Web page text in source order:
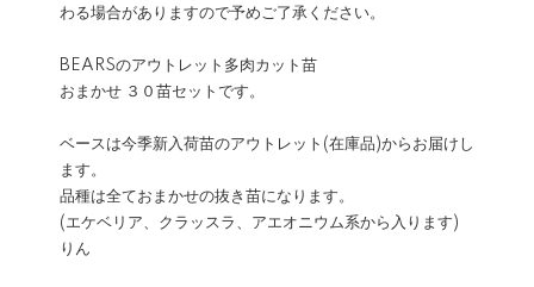
わる場合がありますので予めご了承ください。
BEARSのアウトレット多肉カット苗
おまかせ ３０苗セットです。
ベースは今季新入荷苗のアウトレット(在庫品)からお届けし
ます。
品種は全ておまかせの抜き苗になります。
(エケベリア、クラッスラ、アエオニウム系から入ります)
りん